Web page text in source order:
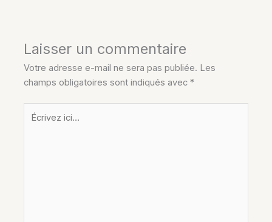
Laisser un commentaire
Votre adresse e-mail ne sera pas publiée. Les
champs obligatoires sont indiqués avec*
Écrivez
ici…